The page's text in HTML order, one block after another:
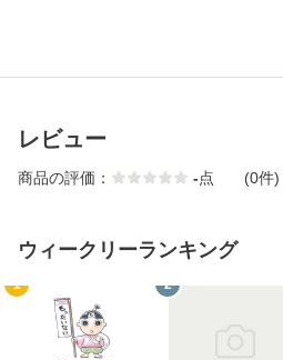
レビュー
商品の評価： -点 (0件)
ウィークリーランキング
1 2